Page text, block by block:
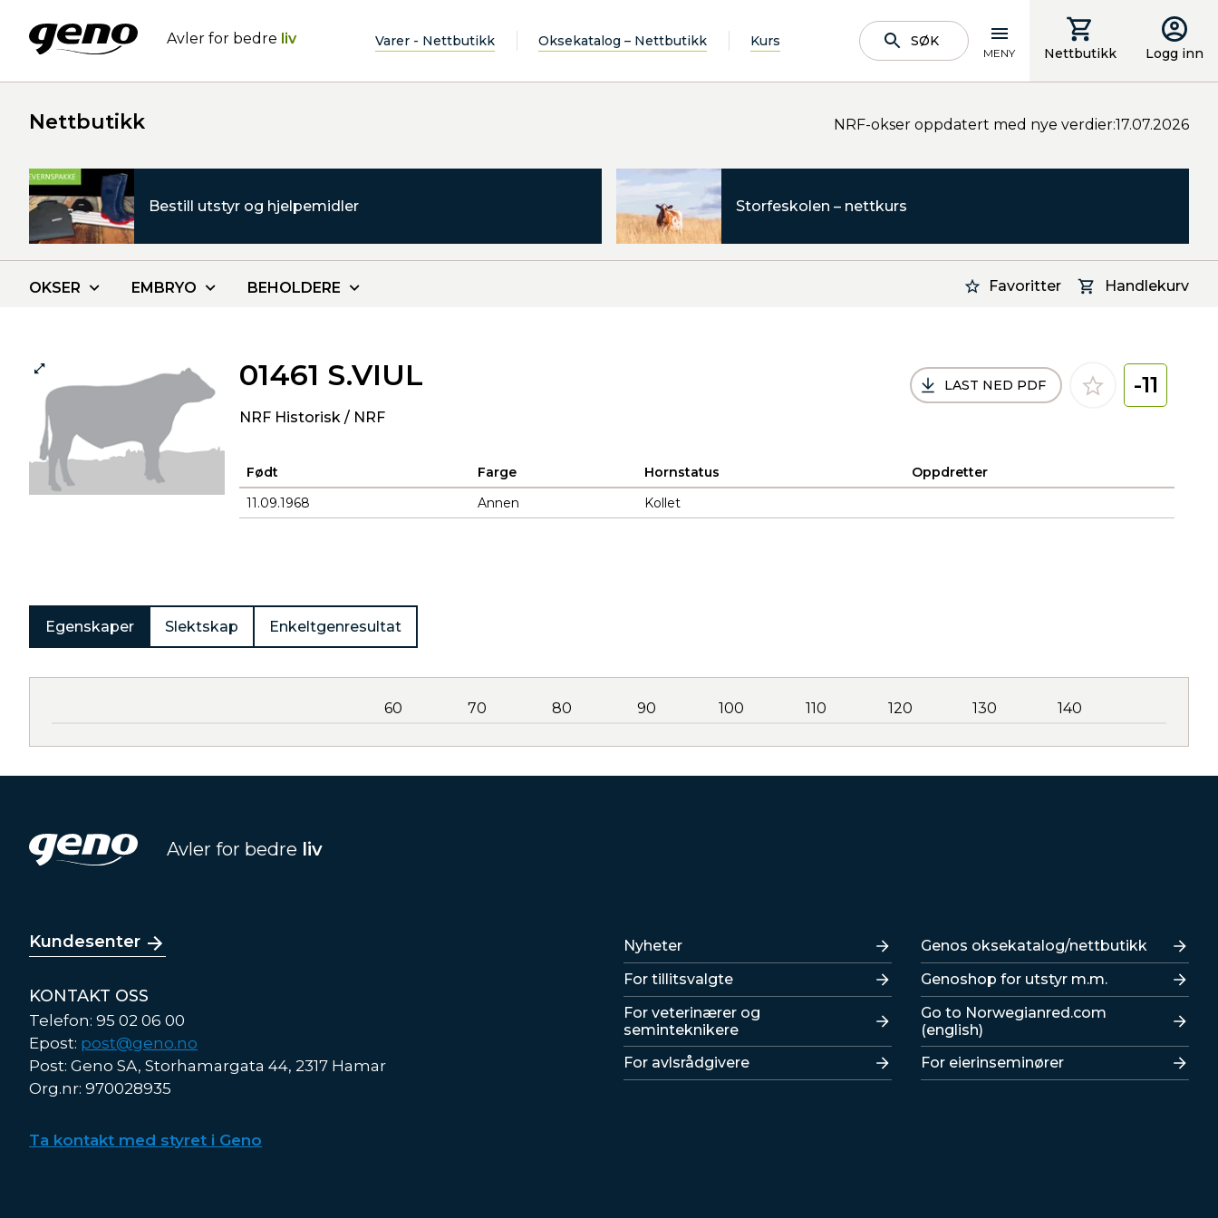
Avler for bedre liv Varer - Nettbutikk Oksekatalog – Nettbutikk Kurs SØK
MENY Nettbutikk Logg inn
Nettbutikk NRF-okser oppdatert med nye verdier:17.07.2026
Bestill utstyr og hjelpemidler Storfeskolen – nettkurs
Favoritter Handlekurv
OKSER EMBRYO BEHOLDERE
01461 S.VIUL
NRF Historisk / NRF
LAST NED PDF -11
Født Farge Hornstatus
Oppdretter
11.09.1968
Annen Kollet
Egenskaper Slektskap Enkeltgenresultat
60 70 80 90 100 110 120 130 140
Avler for bedre liv
Kundesenter
KONTAKT OSS
Telefon: 95 02 06 00
Epost: post@geno.no
Post: Geno SA, Storhamargata 44, 2317 Hamar
Org.nr: 970028935
Ta kontakt med styret i Geno
Lenker
Nyheter
For tillitsvalgte
For veterinærer og
seminteknikere
For avlsrådgivere
Lenker
Genos oksekatalog/nettbutikk
Genoshop for utstyr m.m.
Go to Norwegianred.com
(english)
For eierinseminører